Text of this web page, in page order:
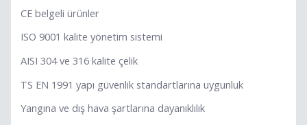
CE belgeli ürünler
ISO 9001 kalite yönetim sistemi
AISI 304 ve 316 kalite çelik
TS EN 1991 yapı güvenlik standartlarına uygunluk
Yangına ve dış hava şartlarına dayanıklılık